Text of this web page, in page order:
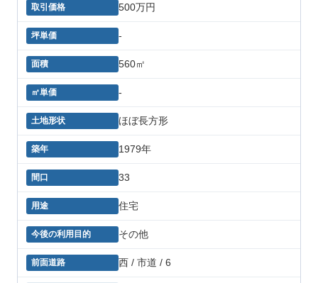
500万円
-
560㎡
-
ほぼ長方形
1979年
33
住宅
その他
西 / 市道 / 6